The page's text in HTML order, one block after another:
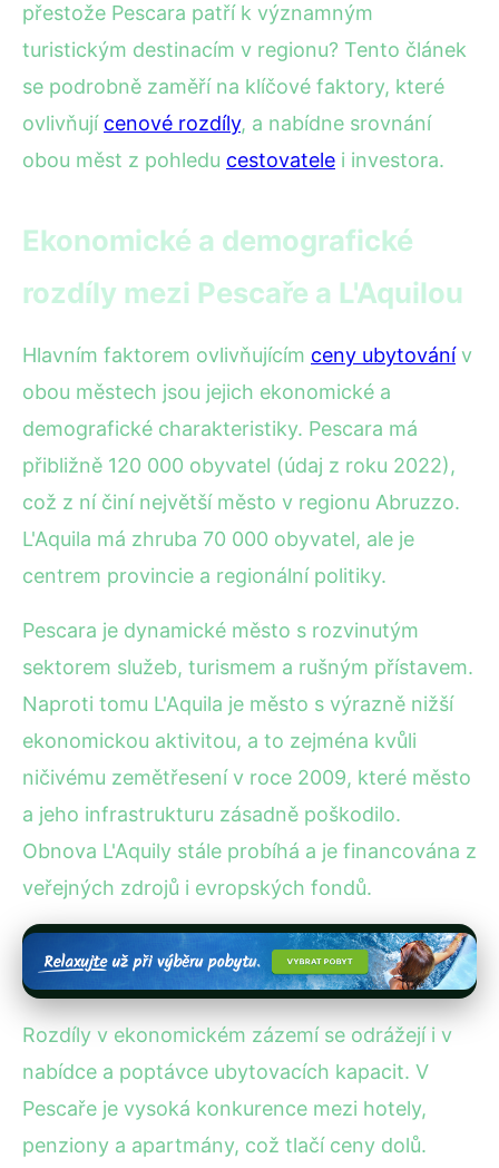
přestože Pescara patří k významným
turistickým destinacím v regionu? Tento článek
se podrobně zaměří na klíčové faktory, které
ovlivňují cenové rozdíly, a nabídne srovnání
obou měst z pohledu cestovatele i investora.
Ekonomické a demografické
rozdíly mezi Pescaře a L'Aquilou
Hlavním faktorem ovlivňujícím ceny ubytovánív
obou městech jsou jejich ekonomické a
demografické charakteristiky. Pescara má
přibližně 120 000 obyvatel (údaj z roku 2022),
což z ní činí největší město v regionu Abruzzo.
L'Aquila má zhruba 70 000 obyvatel, ale je
centrem provincie a regionální politiky.
Pescara je dynamické město s rozvinutým
sektorem služeb, turismem a rušným přístavem.
Naproti tomu L'Aquila je město s výrazně nižší
ekonomickou aktivitou, a to zejména kvůli
ničivému zemětřesení v roce 2009, které město
a jeho infrastrukturu zásadně poškodilo.
Obnova L'Aquily stále probíhá a je financována z
veřejných zdrojů i evropských fondů.
Rozdíly v ekonomickém zázemí se odrážejí i v
nabídce a poptávce ubytovacích kapacit. V
Pescaře je vysoká konkurence mezi hotely,
penziony a apartmány, což tlačí ceny dolů.